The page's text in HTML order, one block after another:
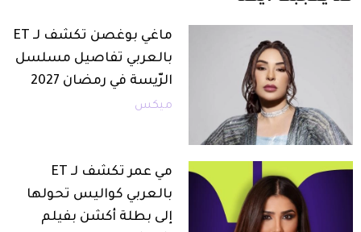
ماغي بوغصن تكشف لـ ET
بالعربي تفاصيل مسلسل
الرّيسة في رمضان 2027
ميكس
مي عمر تكشف لـ ET
بالعربي كواليس تحولها
إلى بطلة أكشن بفيلم